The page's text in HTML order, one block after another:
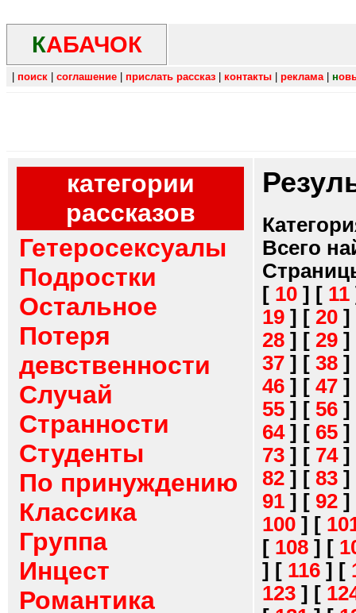
КАБАЧОК
поиск соглашение прислать рассказ контакты реклама| н
категории
рассказов
Гетеросексуалы
Подростки
Остальное
Потеря
девственности
Случай
Странности
Студенты
По принуждению
Классика
Группа
Инцест
Романтика
Всего
[ 10 ] [ 11
19 ] [ 20 ]
28 ] [ 29 ]
37 ] [ 38 ]
46 ] [ 47 ]
55 ] [ 56 ]
64] [ 65 ]
73 ] [ 74]
82 ] [ 83 ]
91 ] [ 92 ]
100 ] [
[ 108 ] [
] [ 116 ] [
123 ] [